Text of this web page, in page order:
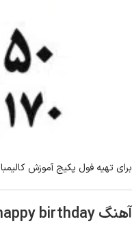
برای تهیه فول پکیج آموزش
آهنگ happy birthday با کالیمبا همراه نت کالیمبا: